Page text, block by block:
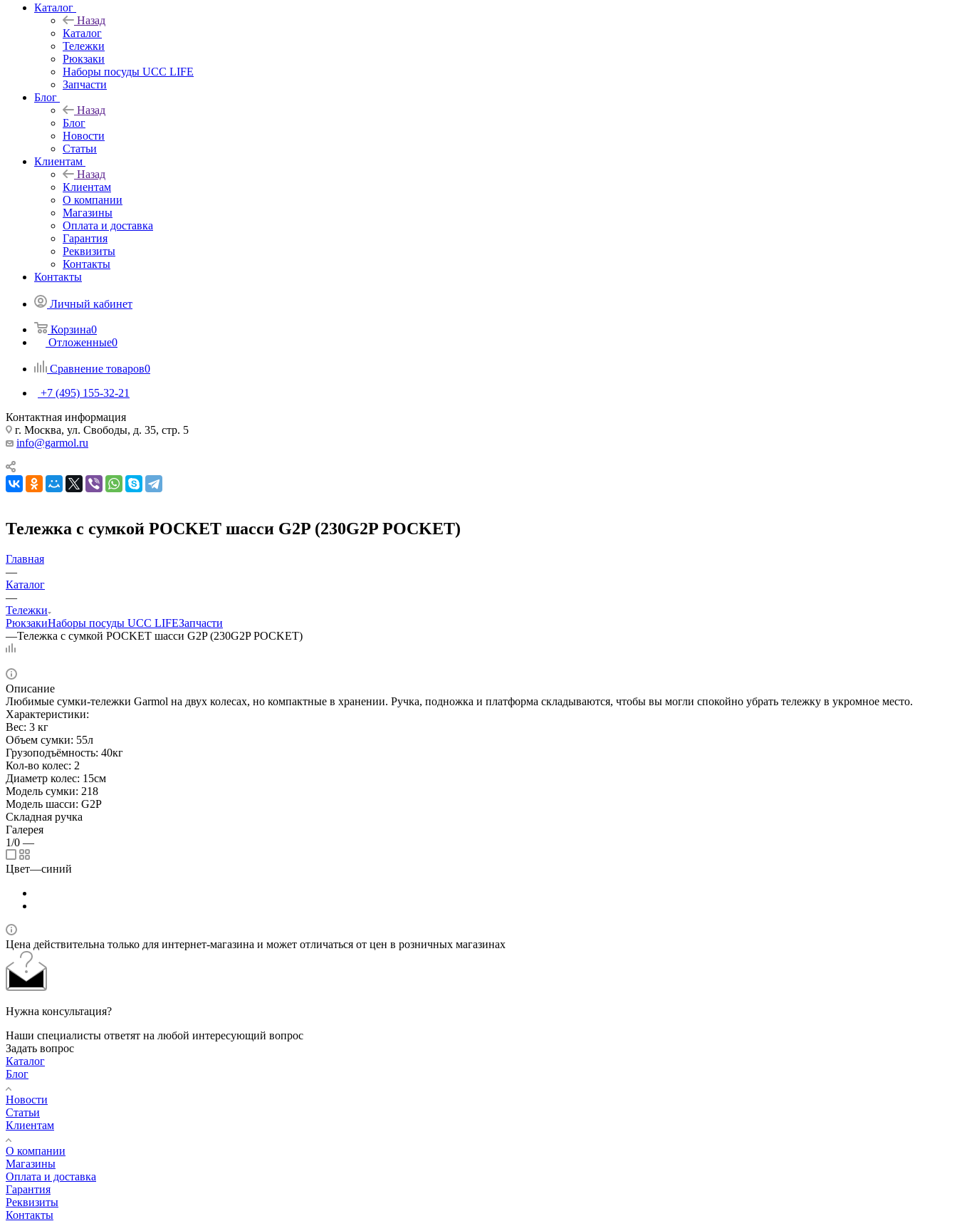
Каталог
Назад
Каталог
Тележки
Рюкзаки
Наборы посуды UCC LIFE
Запчасти
Блог
Назад
Блог
Новости
Статьи
Клиентам
Назад
Клиентам
О компании
Магазины
Оплата и доставка
Гарантия
Реквизиты
Контакты
Контакты
Личный кабинет
Корзина0
Отложенные0
Сравнение товаров0
+7 (495) 155-32-21
Контактная информация
г. Москва, ул. Свободы, д. 35, стр. 5
info@garmol.ru
Тележка с сумкой POCKET шасси G2P (230G2P POCKET)
Главная
—
Каталог
—
Тележки
РюкзакиНаборы посуды UCC LIFEЗапчасти
—Тележка с сумкой POCKET шасси G2P (230G2P POCKET)
Описание
Любимые сумки-тележки Garmol на двух колесах, но компактные в хранении. Ручка, подножка и платформа складываются, чтобы вы могли спокойно убрать тележку в укромное место.
Характеристики:
Вес: 3 кг
Объем сумки: 55л
Грузоподъёмность: 40кг
Кол-во колес: 2
Диаметр колес: 15см
Модель сумки: 218
Модель шасси: G2P
Складная ручка
Галерея
1/0 —
Цвет—синий
Цена действительна только для интернет-магазина и может отличаться от цен в розничных магазинах
Нужна консультация?
Наши специалисты ответят на любой интересующий вопрос
Задать вопрос
Каталог
Блог
Новости
Статьи
Клиентам
О компании
Магазины
Оплата и доставка
Гарантия
Реквизиты
Контакты